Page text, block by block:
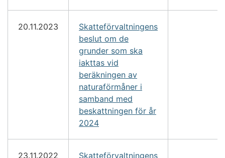
20.11.2023
Skatteförvaltningens
beslut om de
grunder som ska
iakttas vid
beräkningen av
naturaförmåner i
samband med
beskattningen för år
2024
23.11.2022
Skatteförvaltningens